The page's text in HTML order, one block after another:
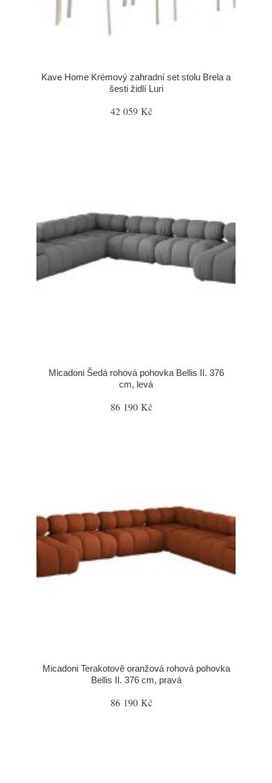
Kave Home Krémový zahradní set stolu Brela a
šesti židlí Luri
42 059 Kč
Micadoni Šedá rohová pohovka Bellis II. 376
cm, levá
86 190 Kč
Micadoni Terakotově oranžová rohová pohovka
Bellis II. 376 cm, pravá
86 190 Kč